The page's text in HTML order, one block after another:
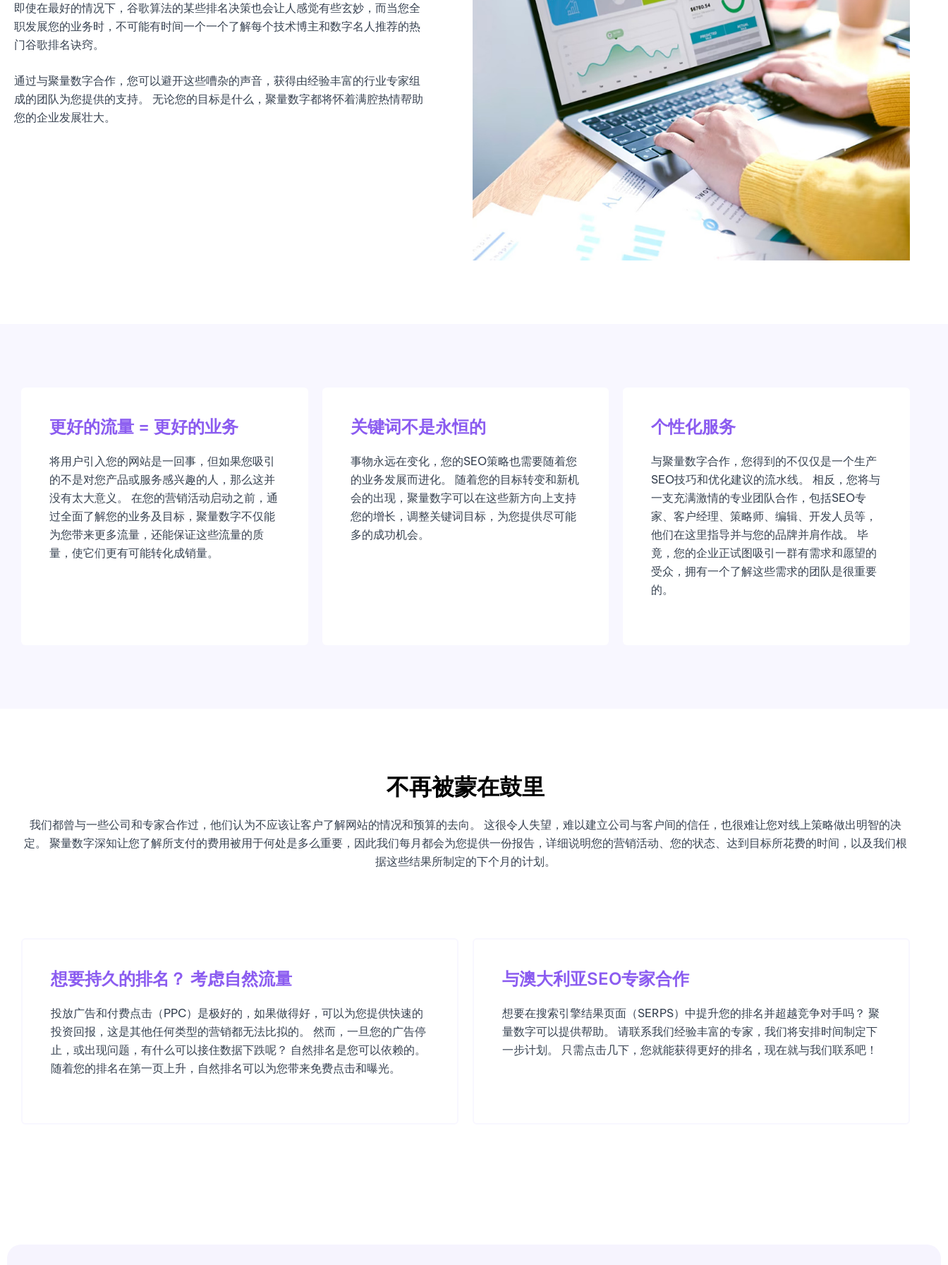
即使在最好的情况下，谷歌算法的某些排名决策也会让人感觉有些玄妙，而当您全
职发展您的业务时，不可能有时间一个一个了解每个技术博主和数字名人推荐的热
门谷歌排名诀窍。
通过与聚量数字合作，您可以避开这些嘈杂的声音，获得由经验丰富的行业专家组
成的团队为您提供的支持。 无论您的目标是什么，聚量数字都将怀着满腔热情帮助
您的企业发展壮大。
更好的流量 = 更好的业务
将用户引入您的网站是一回事，但如果您吸引
的不是对您产品或服务感兴趣的人，那么这并
没有太大意义。 在您的营销活动启动之前，通
过全面了解您的业务及目标，聚量数字不仅能
为您带来更多流量，还能保证这些流量的质
量，使它们更有可能转化成销量。
关键词不是永恒的
事物永远在变化，您的SEO策略也需要随着您
的业务发展而进化。 随着您的目标转变和新机
会的出现，聚量数字可以在这些新方向上支持
您的增长，调整关键词目标，为您提供尽可能
多的成功机会。
个性化服务
与聚量数字合作，您得到的不仅仅是一个生产
SEO技巧和优化建议的流水线。 相反，您将与
一支充满激情的专业团队合作，包括SEO专
家、客户经理、策略师、编辑、开发人员等，
他们在这里指导并与您的品牌并肩作战。 毕
竟，您的企业正试图吸引一群有需求和愿望的
受众，拥有一个了解这些需求的团队是很重要
的。
不再被蒙在鼓里
我们都曾与一些公司和专家合作过，他们认为不应该让客户了解网站的情况和预算的去向。 这很令人失望，难以建立公司与客户间的信任，也很难让您对线上策略做出明智的决
定。 聚量数字深知让您了解所支付的费用被用于何处是多么重要，因此我们每月都会为您提供一份报告，详细说明您的营销活动、您的状态、达到目标所花费的时间，以及我们根
据这些结果所制定的下个月的计划。
想要持久的排名？ 考虑自然流量
投放广告和付费点击（PPC）是极好的，如果做得好，可以为您提供快速的
投资回报，这是其他任何类型的营销都无法比拟的。 然而，一旦您的广告停
止，或出现问题，有什么可以接住数据下跌呢？ 自然排名是您可以依赖的。
随着您的排名在第一页上升，自然排名可以为您带来免费点击和曝光。
与澳大利亚SEO专家合作
想要在搜索引擎结果页面（SERPS）中提升您的排名并超越竞争对手吗？ 聚
量数字可以提供帮助。 请联系我们经验丰富的专家，我们将安排时间制定下
一步计划。 只需点击几下，您就能获得更好的排名，现在就与我们联系吧！